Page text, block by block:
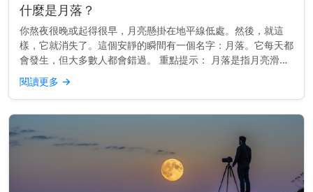
什麼是月落？
你熬夜很晚或起得很早，月亮懸掛在地平線低處。然後，就這
樣，它就消失了。這個安靜的瞬間有一個名字：月落。它每天都
會發生，但大多數人都會錯過。 重點提示： 月落是指月亮滑落
到西方地平線以下，就像日落一樣，但較為柔和。 月落的運作
原理 地球由西向...
閱讀更多 →